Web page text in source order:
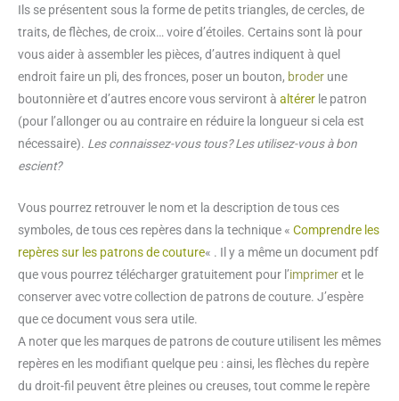
Ils se présentent sous la forme de petits triangles, de cercles, de
traits, de flèches, de croix… voire d’étoiles. Certains sont là pour
vous aider à assembler les pièces, d’autres indiquent à quel
endroit faire un pli, des fronces, poser un bouton, broder une
boutonnière et d’autres encore vous serviront à altérer le patron
(pour l’allonger ou au contraire en réduire la longueur si cela est
nécessaire). Les connaissez-vous tous? Les utilisez-vous à bon
escient?
Vous pourrez retrouver le nom et la description de tous ces
symboles, de tous ces repères dans la technique « Comprendre les
repères sur les patrons de couture« . Il y a même un document pdf
que vous pourrez télécharger gratuitement pour l’imprimeret le
conserver avec votre collection de patrons de couture. J’espère
que ce document vous sera utile.
A noter que les marques de patrons de couture utilisent les mêmes
repères en les modifiant quelque peu : ainsi, les flèches du repère
du droit-fil peuvent être pleines ou creuses, tout comme le repère